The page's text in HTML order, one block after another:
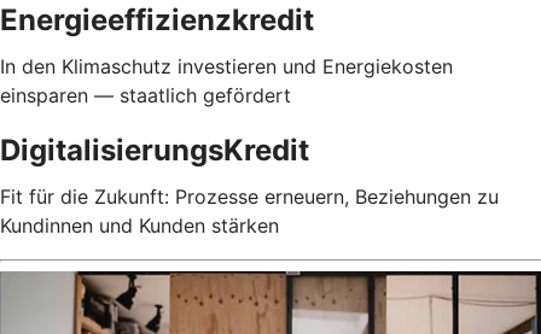
Energieeffizienzkredit
In den Klimaschutz investieren und Energiekosten
einsparen — staatlich gefördert
DigitalisierungsKredit
Fit für die Zukunft: Prozesse erneuern, Beziehungen zu
Kundinnen und Kunden stärken